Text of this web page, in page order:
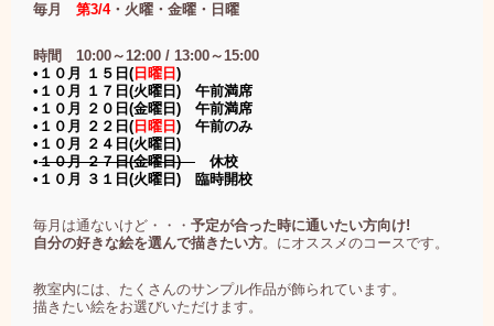
毎月 第3/4・火曜・金曜・日曜
時間 10:00～12:00 / 13:00～15:00
•１０月 １５日( 日曜日 )
•１０月 １７日(火曜日) 午前満席
•１０月 ２０日(金曜日) 午前満席
•１０月 ２２日( 日曜日 ) 午前のみ
•１０月 ２４日(火曜日)
•１０月 ２７日(金曜日) 休校
•１０月 ３１日(火曜日) 臨時開校
毎月は通ないけど・・・ 予定が合った時に通いたい方向け!
自分の好きな絵を選んで描きたい方。にオススメのコースです。
教室内には、たくさんのサンプル作品が飾られています。
描きたい絵をお選びいただけます。